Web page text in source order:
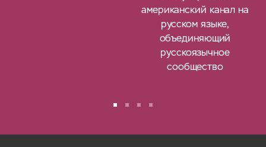
американский канал на
русском языке,
объединяющий
русскоязычное
сообщество